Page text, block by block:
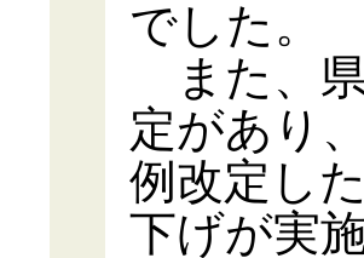
でした。
また、
定があり
例改定し
下げが実